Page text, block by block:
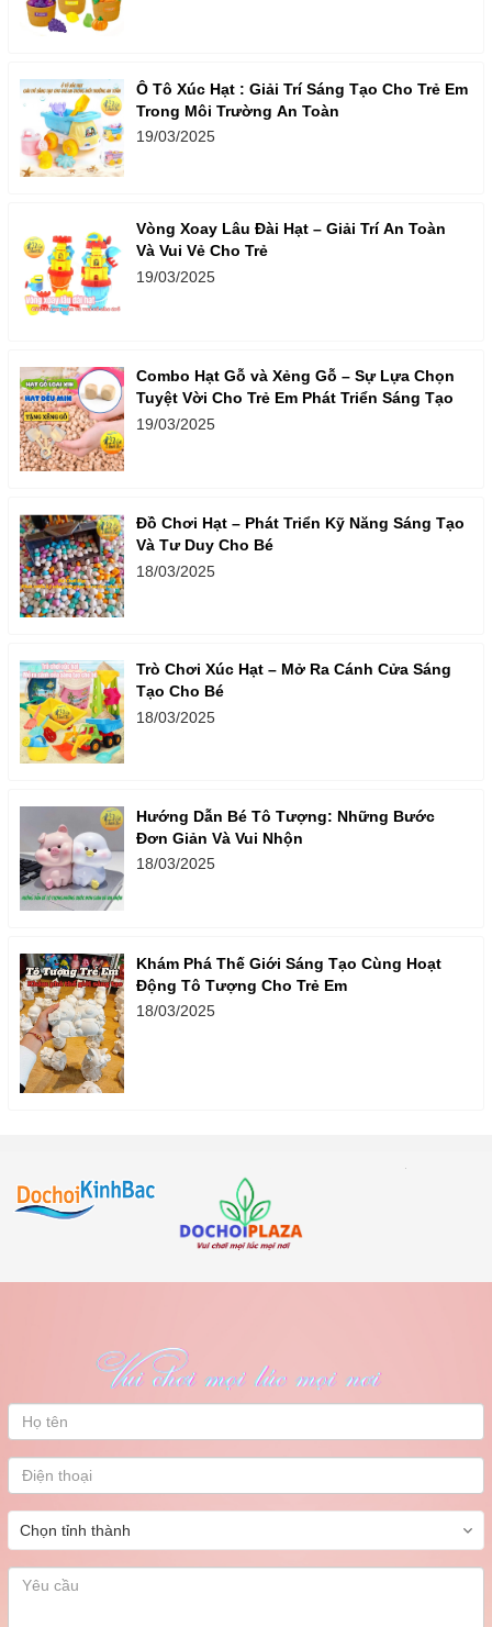
Ô Tô Xúc Hạt : Giải Trí Sáng Tạo Cho Trẻ Em
Trong Môi Trường An Toàn
19/03/2025
Vòng Xoay Lâu Đài Hạt – Giải Trí An Toàn
Và Vui Vẻ Cho Trẻ
19/03/2025
Combo Hạt Gỗ và Xẻng Gỗ – Sự Lựa Chọn
Tuyệt Vời Cho Trẻ Em Phát Triển Sáng Tạo
19/03/2025
Đồ Chơi Hạt – Phát Triển Kỹ Năng Sáng Tạo
Và Tư Duy Cho Bé
18/03/2025
Trò Chơi Xúc Hạt – Mở Ra Cánh Cửa Sáng
Tạo Cho Bé
18/03/2025
Hướng Dẫn Bé Tô Tượng: Những Bước
Đơn Giản Và Vui Nhộn
18/03/2025
Khám Phá Thế Giới Sáng Tạo Cùng Hoạt
Động Tô Tượng Cho Trẻ Em
18/03/2025